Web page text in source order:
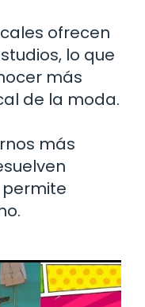
ofrecen
lo que
más
de la moda.
más